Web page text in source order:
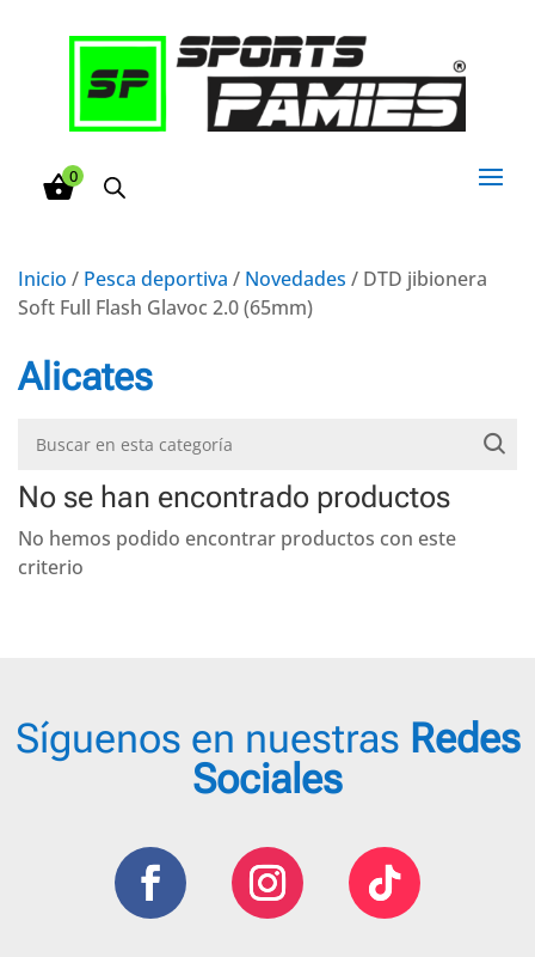
0
Inicio / Pesca deportiva / Novedades / DTD jibionera
Soft Full Flash Glavoc 2.0 (65mm)
Alicates
No se han encontrado productos
No hemos podido encontrar productos con este
criterio
Síguenos en nuestras Redes
Sociales